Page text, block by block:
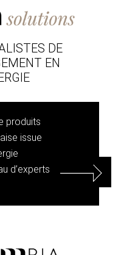
DE
EN
produits
issue
d’experts